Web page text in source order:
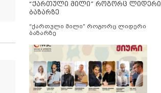
“ქართული მილი” როგორც ლიდერი
ბაზარზე
“ქართული მილი” როგორც ლიდერი
ბაზარზე